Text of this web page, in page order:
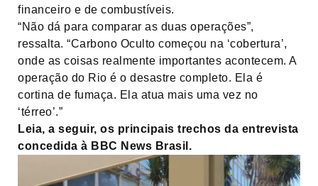
financeiro e de combustíveis.
“Não dá para comparar as duas operações”,
ressalta. “Carbono Oculto começou na ‘cobertura’,
onde as coisas realmente importantes acontecem. A
operação do Rio é o desastre completo. Ela é
cortina de fumaça. Ela atua mais uma vez no
‘térreo’.”
Leia, a seguir, os principais trechos da entrevista
concedida à BBC News Brasil.